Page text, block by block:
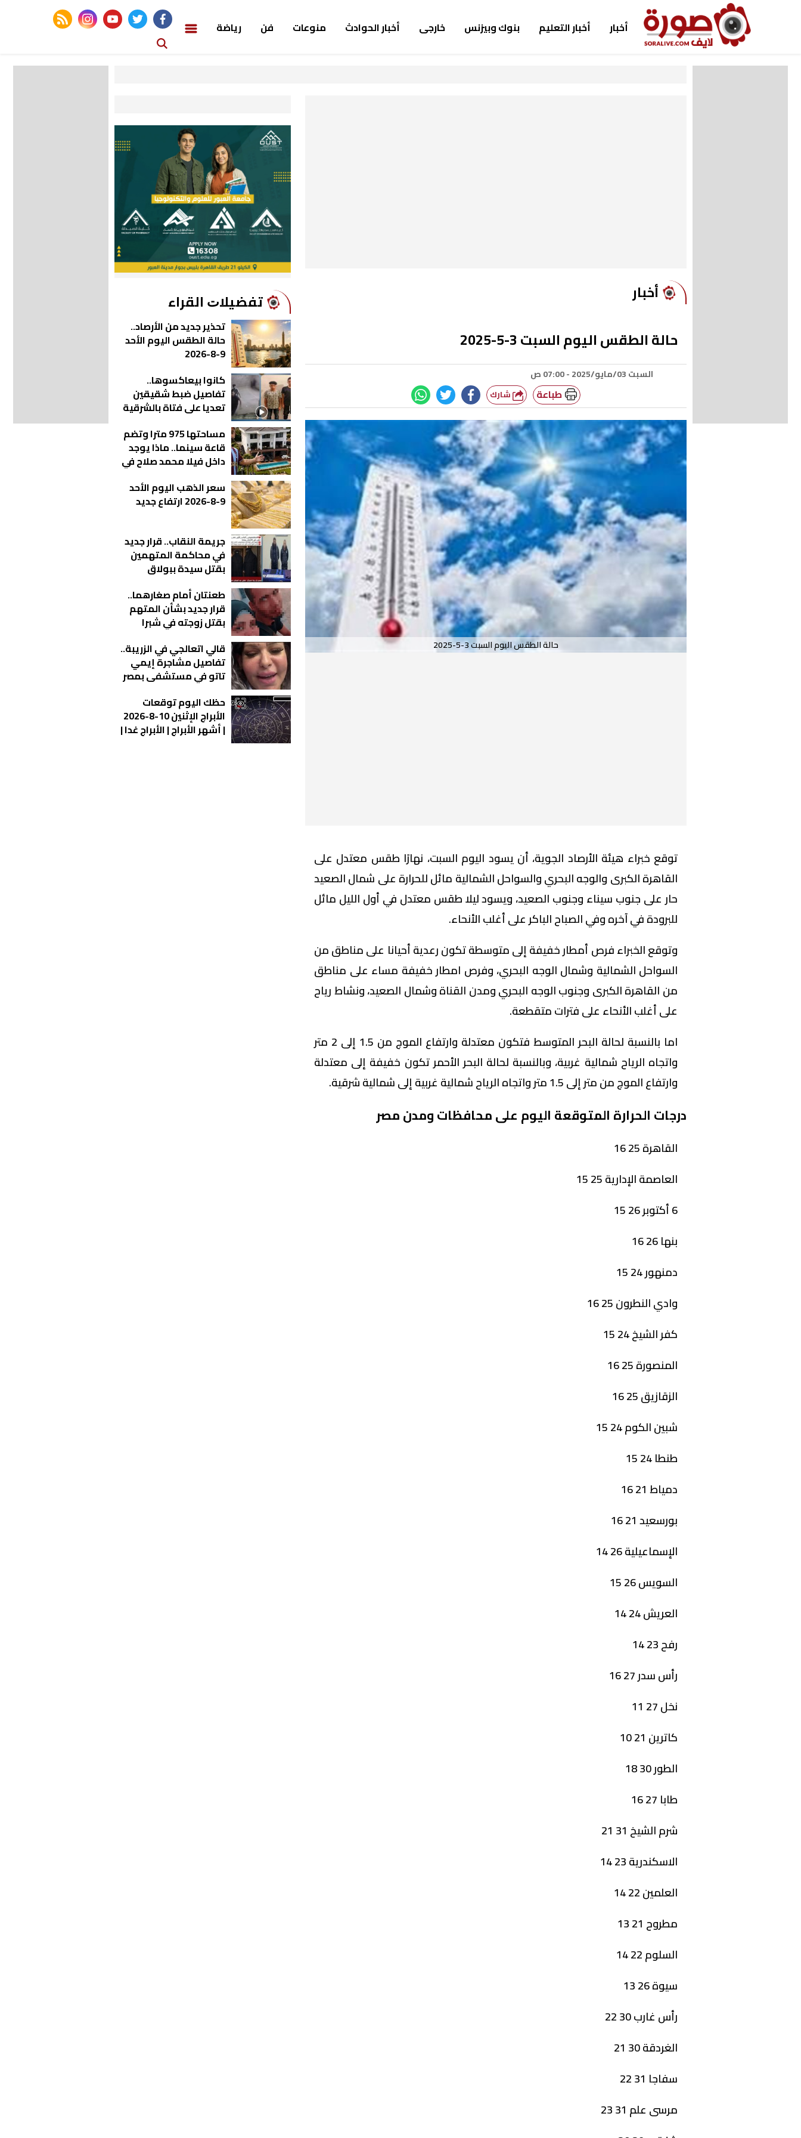
أخبار أخبار التعليم بنوك وبيزنس خارجى أخبار الحوادث منوعات فن رياضة
facebook
twitter
youtube
instagram
rss feed
أخبار
حالة الطقس اليوم السبت 3-5-2025
السبت 03/مايو/2025 - 07:00 ص
طباعة
حالة الطقس اليوم السبت 3-5-2025
توقع خبراء هيئة الأرصاد الجوية، أن يسود اليوم السبت، نهارًا طقس معتدل على
القاهرة الكبرى والوجه البحري والسواحل الشمالية مائل للحرارة على شمال الصعيد
حار على جنوب سيناء وجنوب الصعيد، ويسود ليلا طقس معتدل في أول الليل مائل
للبرودة في آخره وفي الصباح الباكر على أغلب الأنحاء.
وتوقع الخبراء فرص أمطار خفيفة إلى متوسطة تكون رعدية أحيانا على مناطق من
السواحل الشمالية وشمال الوجه البحري، وفرص امطار خفيفة مساء على مناطق
من القاهرة الكبرى وجنوب الوجه البحري ومدن القناة وشمال الصعيد، ونشاط رياح
على أغلب الأنحاء على فترات متقطعة.
اما بالنسبة لحالة البحر المتوسط فتكون معتدلة وارتفاع الموج من 1.5 إلى 2 متر
واتجاه الرياح شمالية غربية، وبالنسبة لحالة البحر الأحمر تكون خفيفة إلى معتدلة
وارتفاع الموج من متر إلى 1.5 متر واتجاه الرياح شمالية غربية إلى شمالية شرقية.
درجات الحرارة المتوقعة اليوم على محافظات ومدن مصر
القاهرة 25 16
العاصمة الإدارية 25 15
6 أكتوبر 26 15
بنها 26 16
دمنهور 24 15
وادي النطرون 25 16
كفر الشيخ 24 15
المنصورة 25 16
الزقازيق 25 16
شبين الكوم 24 15
طنطا 24 15
دمياط 21 16
بورسعيد 21 16
الإسماعيلية 26 14
السويس 26 15
العريش 24 14
رفح 23 14
رأس سدر 27 16
نخل 27 11
كاترين 21 10
الطور 30 18
طابا 27 16
شرم الشيخ 31 21
الاسكندرية 23 14
العلمين 22 14
مطروح 21 13
السلوم 22 14
سيوة 26 13
رأس غارب 30 22
الغردقة 30 21
سفاجا 31 22
مرسى علم 31 23
ﺗﻔﻀﻴﻼﺕ اﻟﻘﺮاء
تحذير جديد من الأرصاد..
حالة الطقس اليوم الأحد
9-8-2026
كانوا بيعاكسوها..
تفاصيل ضبط شقيقين
تعديا على فتاة بالشرقية
مساحتها 975 مترا وتضم
قاعة سينما.. ماذا يوجد
داخل فيلا محمد صلاح في
سعر الذهب اليوم الأحد
9-8-2026 ارتفاع جديد
جريمة النقاب.. قرار جديد
في محاكمة المتهمين
بقتل سيدة ببولاق
طعنتان أمام صغارهما..
قرار جديد بشأن المتهم
بقتل زوجته في شبرا
قالي اتعالجي في الزريبة..
تفاصيل مشاجرة إيمي
تاتو في مستشفى بمصر
حظك اليوم توقعات
الأبراج الإثنين 10-8-2026
| أشهر الأبراج | الأبراج غدا |